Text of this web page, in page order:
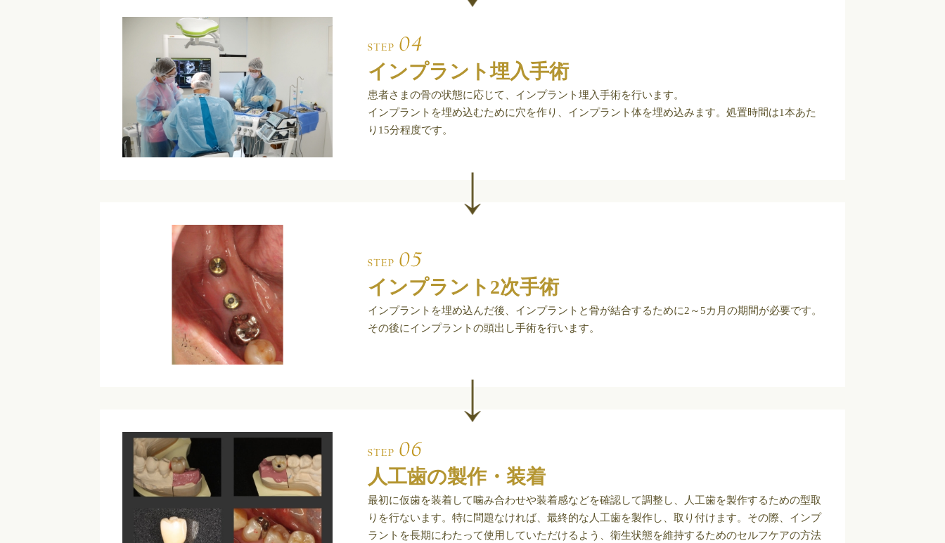
インプラント埋入手術
患者さまの骨の状態に応じて、インプラント埋入手術を行います。
インプラントを埋め込むために穴を作り、インプラント体を埋め込みます。処置時間は1本あた
り15分程度です。
インプラント2次手術
インプラントを埋め込んだ後、インプラントと骨が結合するために2～5カ月の期間が必要です。
その後にインプラントの頭出し手術を行います。
人工歯の製作・装着
最初に仮歯を装着して噛み合わせや装着感などを確認して調整し、人工歯を製作するための型取
りを行ないます。特に問題なければ、最終的な人工歯を製作し、取り付けます。その際、インプ
ラントを長期にわたって使用していただけるよう、衛生状態を維持するためのセルフケアの方法